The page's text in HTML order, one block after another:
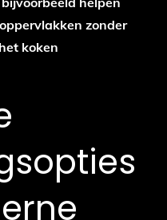
zonder
koken